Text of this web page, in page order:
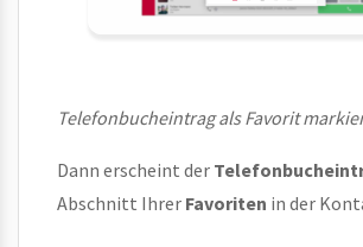
Telefonbucheintrag als Favorit
Dann erscheint der
Abschnitt Ihrer Favoriten in der